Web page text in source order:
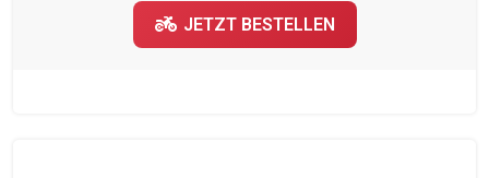
JETZT BESTELLEN